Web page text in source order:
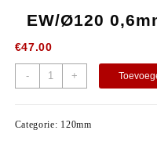
EW/Ø120
€47.00
- +
Categorie: 120mm